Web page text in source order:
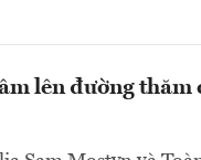
lên đường thăm